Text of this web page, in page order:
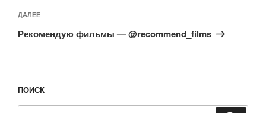
Следующая
запись
ДАЛЕЕ
Рекомендую фильмы — @recommend_films
ПОИСК